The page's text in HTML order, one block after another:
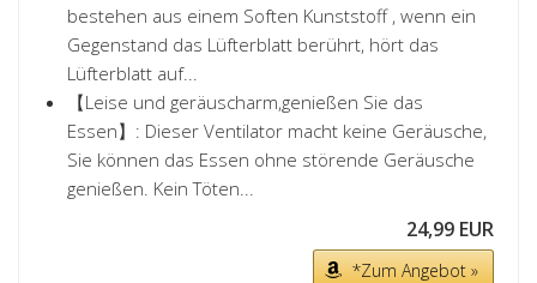
bestehen aus einem Soften Kunststoff , wenn ein
Gegenstand das Lüfterblatt berührt, hört das
Lüfterblatt auf...
【Leise und geräuscharm,genießen Sie das
Essen】: Dieser Ventilator macht keine Geräusche,
Sie können das Essen ohne störende Geräusche
genießen. Kein Töten...
24,99 EUR
*Zum Angebot »